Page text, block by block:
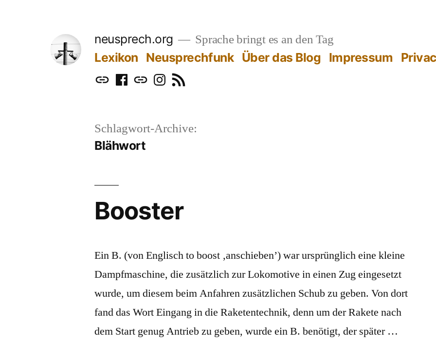
neusprech.org Sprache bringt es an den Tag
Lexikon Neusprechfunk Über das Blog Impressum
MastodonFacebook
BlueskyInstagram
RSS
Schlagwort-Archive:
Blähwort
Booster
Ein B. (von Englisch to boost ‚anschieben’) war ursprünglich eine kleine
Dampfmaschine, die zusätzlich zur Lokomotive in einen Zug eingesetzt
wurde, um diesem beim Anfahren zusätzlichen Schub zu geben. Von dort
fand das Wort Eingang in die Raketentechnik, denn um der Rakete nach
dem Start genug Antrieb zu geben, wurde ein B. benötigt, der später …